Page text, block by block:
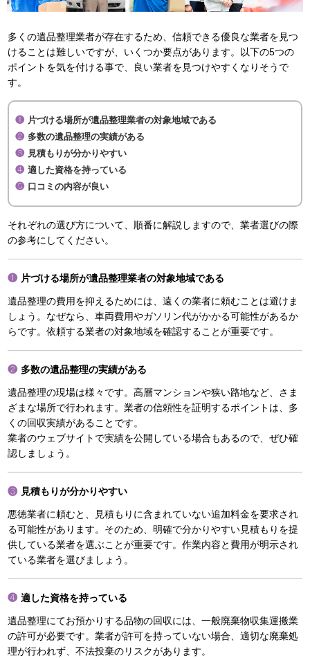
多くの遺品整理業者が存在するため、信頼できる優良な業者を見つ
けることは難しいですが、いくつか要点があります。以下の5つの
ポイントを気を付ける事で、良い業者を見つけやすくなりそうで
す。
片づける場所が遺品整理業者の対象地域である
多数の遺品整理の実績がある
見積もりが分かりやすい
適した資格を持っている
口コミの内容が良い
それぞれの選び方について、順番に解説しますので、業者選びの際
の参考にしてください。
片づける場所が遺品整理業者の対象地域である
遺品整理の費用を抑えるためには、遠くの業者に頼むことは避けま
しょう。なぜなら、車両費用やガソリン代がかかる可能性があるか
らです。依頼する業者の対象地域を確認することが重要です。
多数の遺品整理の実績がある
遺品整理の現場は様々です。高層マンションや狭い路地など、さま
ざまな場所で行われます。業者の信頼性を証明するポイントは、多
くの回収実績があることです。
業者のウェブサイトで実績を公開している場合もあるので、ぜひ確
認しましょう。
見積もりが分かりやすい
悪徳業者に頼むと、見積もりに含まれていない追加料金を要求され
る可能性があります。そのため、明確で分かりやすい見積もりを提
供している業者を選ぶことが重要です。作業内容と費用が明示され
ている業者を選びましょう。
適した資格を持っている
遺品整理にてお預かりする品物の回収には、一般廃棄物収集運搬業
の許可が必要です。業者が許可を持っていない場合、適切な廃棄処
理が行われず、不法投棄のリスクがあります。